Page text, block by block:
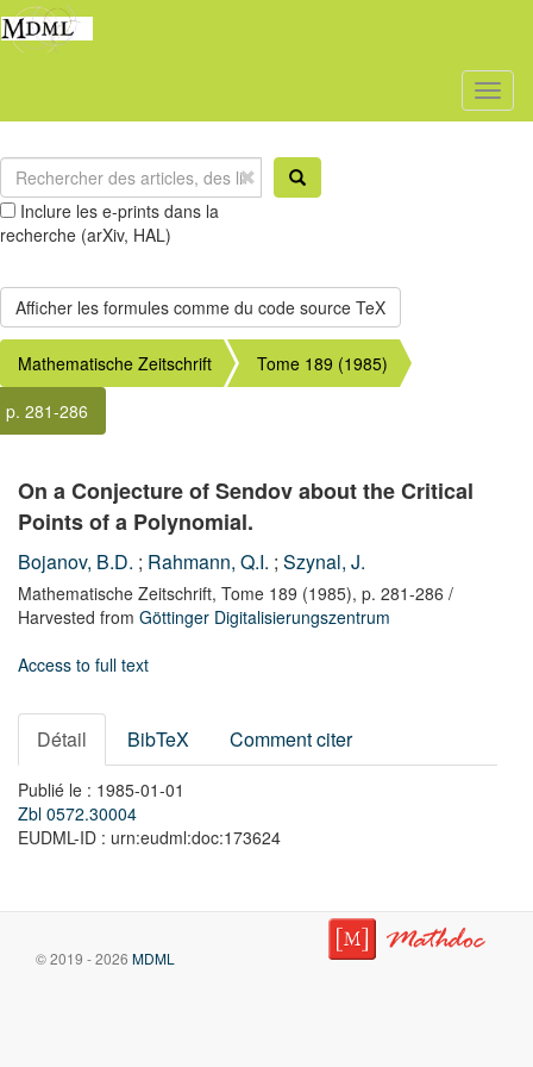
Inclure les e-prints dans la
recherche (arXiv, HAL)
Mathematische Zeitschrift
Tome 189 (1985)
p. 281-286
On a Conjecture of Sendov about the Critical
Points of a Polynomial.
Bojanov, B.D. ; Rahmann, Q.I. ; Szynal, J.
Mathematische Zeitschrift, Tome 189 (1985), p. 281-286 /
Harvested from Göttinger Digitalisierungszentrum
Access to full text
Détail BibTeX Comment citer
Publié le : 1985-01-01
Zbl 0572.30004
EUDML-ID : urn:eudml:doc:173624
© 2019 - 2026 MDML